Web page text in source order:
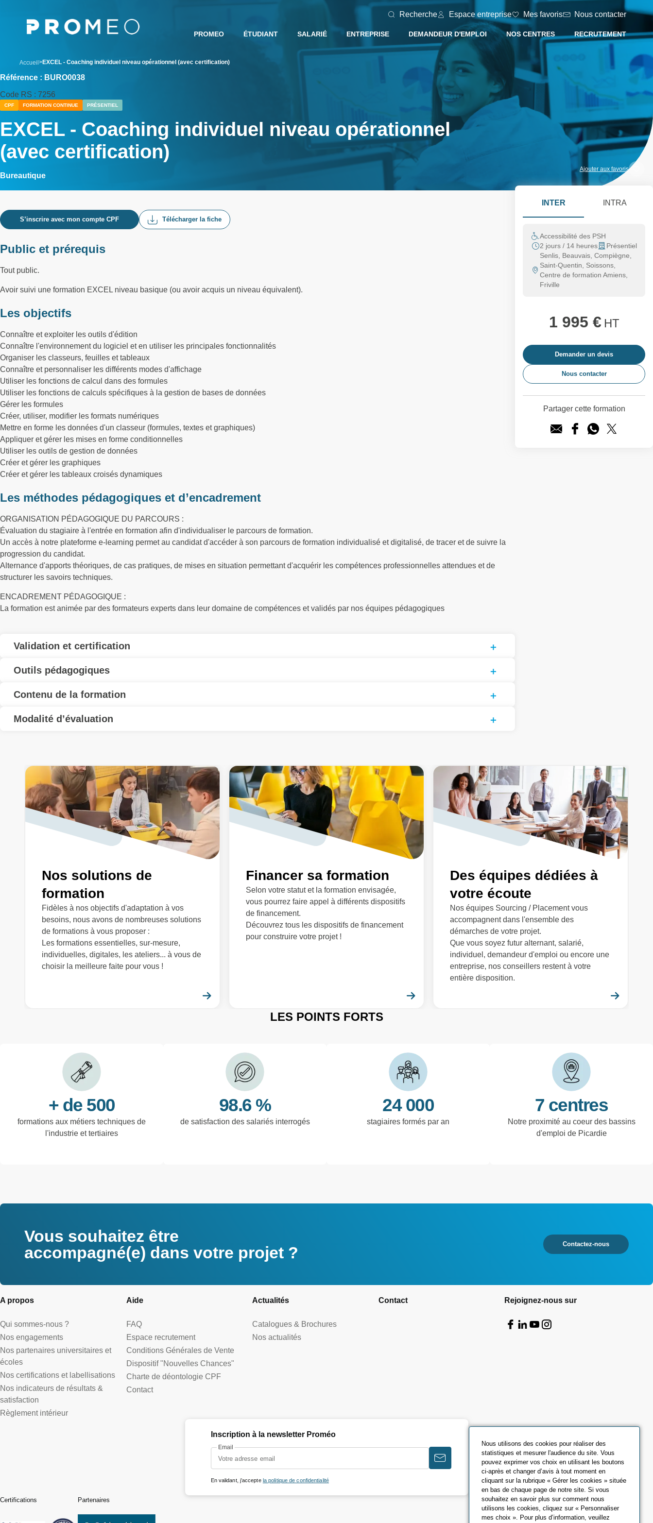
Recherche Espace entreprise Mes favoris Nous contacter
PROMEO ÉTUDIANT SALARIÉ ENTREPRISE DEMANDEUR D'EMPLOI NOS CENTRES RECRUTEMENT
Accueil EXCEL - Coaching individuel niveau opérationnel (avec certification)
Référence : BURO0038
Code RS : 7256
CPF FORMATION CONTINUE PRÉSENTIEL
EXCEL - Coaching individuel niveau opérationnel
(avec certification)
Bureautique
Ajouter aux favoris
S’inscrire avec mon compte CPF Télécharger la fiche
Public et prérequis
Tout public.
Avoir suivi une formation EXCEL niveau basique (ou avoir acquis un niveau équivalent).
Les objectifs
Connaître et exploiter les outils d'édition
Connaître l'environnement du logiciel et en utiliser les principales fonctionnalités
Organiser les classeurs, feuilles et tableaux
Connaître et personnaliser les différents modes d'affichage
Utiliser les fonctions de calcul dans des formules
Utiliser les fonctions de calculs spécifiques à la gestion de bases de données
Gérer les formules
Créer, utiliser, modifier les formats numériques
Mettre en forme les données d'un classeur (formules, textes et graphiques)
Appliquer et gérer les mises en forme conditionnelles
Utiliser les outils de gestion de données
Créer et gérer les graphiques
Créer et gérer les tableaux croisés dynamiques
Les méthodes pédagogiques et d’encadrement
ORGANISATION PÉDAGOGIQUE DU PARCOURS :
Évaluation du stagiaire à l'entrée en formation afin d'individualiser le parcours de formation.
Un accès à notre plateforme e-learning permet au candidat d'accéder à son parcours de formation individualisé et digitalisé, de tracer et de suivre la
progression du candidat.
Alternance d'apports théoriques, de cas pratiques, de mises en situation permettant d'acquérir les compétences professionnelles attendues et de
structurer les savoirs techniques.
ENCADREMENT PÉDAGOGIQUE :
La formation est animée par des formateurs experts dans leur domaine de compétences et validés par nos équipes pédagogiques
Validation et certification
Outils pédagogiques
Contenu de la formation
Modalité d’évaluation
INTER INTRA
Accessibilité des PSH
2 jours / 14 heures
Présentiel
Senlis, Beauvais, Compiègne,
Saint-Quentin, Soissons,
Centre de formation Amiens,
Friville
1 995 € HT
Demander un devis
Nous contacter
Partager cette formation
Nos solutions de
formation
Fidèles à nos objectifs d'adaptation à vos
besoins, nous avons de nombreuses solutions
de formations à vous proposer :
Les formations essentielles, sur-mesure,
individuelles, digitales, les ateliers... à vous de
choisir la meilleure faite pour vous !
Financer sa formation
Selon votre statut et la formation envisagée,
vous pourrez faire appel à différents dispositifs
de financement.
Découvrez tous les dispositifs de financement
pour construire votre projet !
Des équipes dédiées à
votre écoute
Nos équipes Sourcing / Placement vous
accompagnent dans l'ensemble des
démarches de votre projet.
Que vous soyez futur alternant, salarié,
individuel, demandeur d'emploi ou encore une
entreprise, nos conseillers restent à votre
entière disposition.
LES POINTS FORTS
+ de 500
formations aux métiers techniques de
l'industrie et tertiaires
98.6 %
de satisfaction des salariés interrogés
24 000
stagiaires formés par an
7 centres
Notre proximité au coeur des bassins
d'emploi de Picardie
Vous souhaitez être
accompagné(e) dans votre projet ?
Contactez-nous
A propos
Qui sommes-nous ?
Nos engagements
Nos partenaires universitaires et
écoles
Nos certifications et labellisations
Nos indicateurs de résultats &
satisfaction
Règlement intérieur
Aide
FAQ
Espace recrutement
Conditions Générales de Vente
Dispositif "Nouvelles Chances"
Charte de déontologie CPF
Contact
Actualités
Catalogues & Brochures
Nos actualités
Contact Rejoignez-nous sur
Inscription à la newsletter Proméo
Email
En validant, j’accepte la politique de confidentialité
Certifications Partenaires
Nous utilisons des cookies pour réaliser des
statistiques et mesurer l'audience du site. Vous
pouvez exprimer vos choix en utilisant les boutons
ci-après et changer d’avis à tout moment en
cliquant sur la rubrique « Gérer les cookies » située
en bas de chaque page de notre site. Si vous
souhaitez en savoir plus sur comment nous
utilisons les cookies, cliquez sur « Personnaliser
mes choix ». Pour plus d’information, veuillez